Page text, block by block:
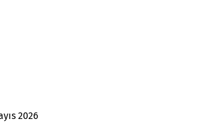
2026